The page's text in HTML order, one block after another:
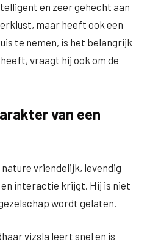
en zeer gehecht aan
maar heeft ook een
te nemen, is het belangrijk
vraagt hij ook om de
van een
vriendelijk, levendig
en interactie krijgt. Hij is niet
wordt gelaten.
vizsla leert snel en is